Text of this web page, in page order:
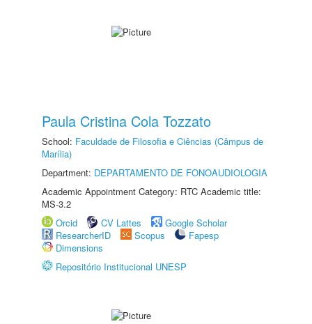
Paula Cristina Cola Tozzato
School: Faculdade de Filosofia e Ciências (Câmpus de
Marília)
Department: DEPARTAMENTO DE FONOAUDIOLOGIA
Academic Appointment Category: RTC Academic title:
MS-3.2
Orcid
CV Lattes
Google Scholar
ResearcherID
Scopus
Fapesp
Dimensions
Repositório Institucional UNESP